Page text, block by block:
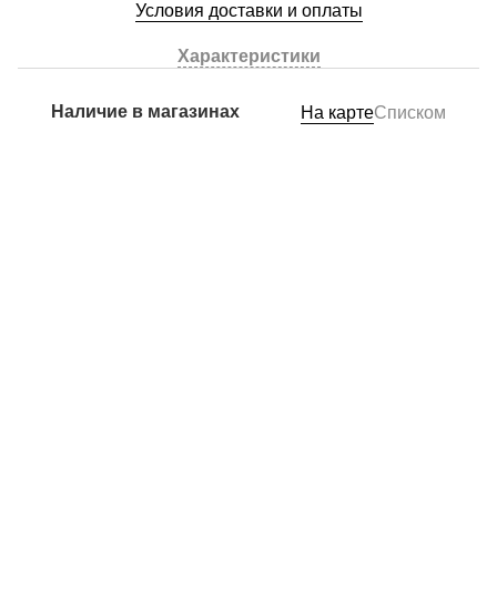
Условия доставки и оплаты
Характеристики
Наличие в магазинах На картеСписком